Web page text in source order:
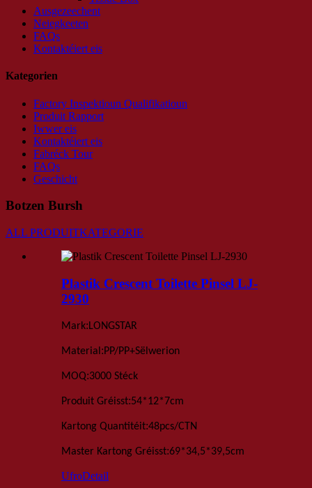
Ausgezeechent
Neiegkeeten
FAQs
Kontaktéiert eis
Kategorien
Factory Inspektioun Qualifikatioun
Produit Rapport
Iwwer eis
Kontaktéiert eis
Fabréck Tour
FAQs
Geschicht
Botzen Bursh
ALL PRODUITKATEGORIE
Plastik Crescent Toilette Pinsel LJ-
2930
Mark:LONGSTAR
Material:PP/PP+Sëlwerion
MOQ:3000 Stéck
Produit Gréisst:54*12*7cm
Kartong Quantitéit:48pcs/CTN
Master Kartong Gréisst:69*34,5*39,5cm
UfroDetail